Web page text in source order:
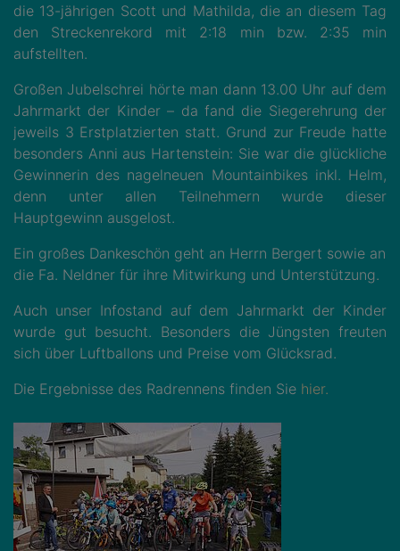
die 13-jährigen Scott und Mathilda, die an diesem Tag
den Streckenrekord mit 2:18 min bzw. 2:35 min
aufstellten.
Großen Jubelschrei hörte man dann 13.00 Uhr auf dem
Jahrmarkt der Kinder – da fand die Siegerehrung der
jeweils 3 Erstplatzierten statt. Grund zur Freude hatte
besonders Anni aus Hartenstein: Sie war die glückliche
Gewinnerin des nagelneuen Mountainbikes inkl. Helm,
denn unter allen Teilnehmern wurde dieser
Hauptgewinn ausgelost.
Ein großes Dankeschön geht an Herrn Bergert sowie an
die Fa. Neldner für ihre Mitwirkung und Unterstützung.
Auch unser Infostand auf dem Jahrmarkt der Kinder
wurde gut besucht. Besonders die Jüngsten freuten
sich über Luftballons und Preise vom Glücksrad.
Die Ergebnisse des Radrennens finden Sie hier.